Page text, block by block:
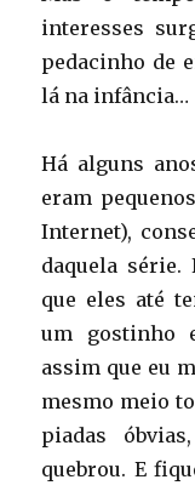
interesses
pedacinho de
lá na infância…
Há alguns
eram
Internet),
daquela série.
que eles até
um gostinho
assim que eu
mesmo meio
piadas
quebrou. E